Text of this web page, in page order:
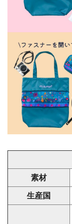
素材
生産国